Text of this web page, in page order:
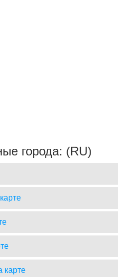
города: (RU)
карте